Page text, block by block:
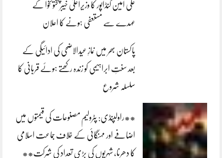
علی امین گنڈاپور کا وزیراعلیٰ خیبرپختونخوا کے
عہدے سے مستعفی ہونے کا اعلان
پاکستان بھر میں نمازِ عیدالاضحی کی ادائیگی کے
بعد سنتِ ابراہیمی کو زندہ رکھتے ہوئے قربانی کا
سلسلہ شروع
**راولپنڈی: پٹرولیم مصنوعات کی قیمتوں میں
اضافے اور مہنگائی کے خلاف جماعت اسلامی
کا دھرنا، شہریوں کی بڑی تعداد کی شرکت**